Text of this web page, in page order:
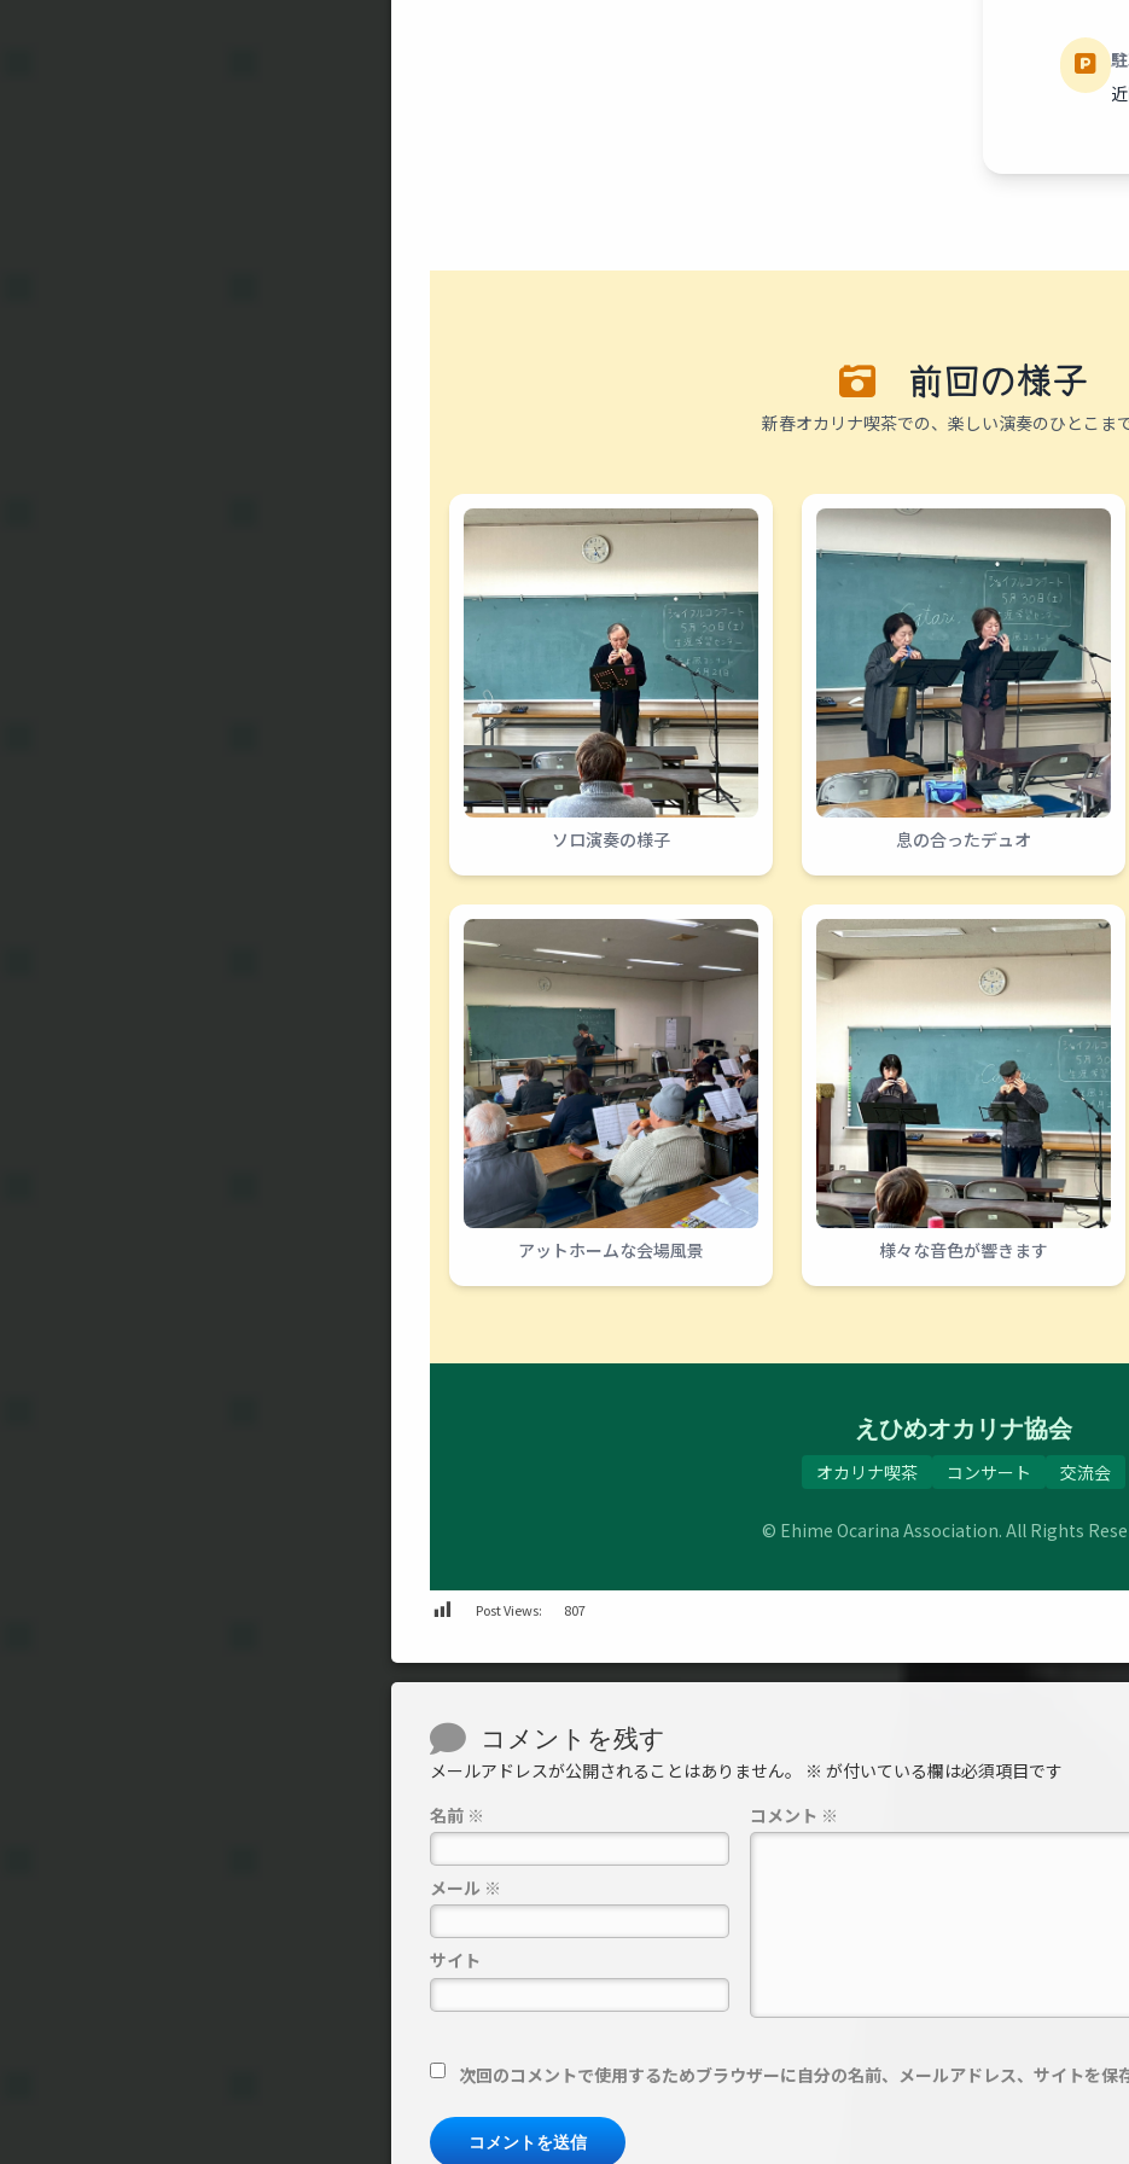
前回の様子
新春オカリナ喫茶での、楽しい演奏のひとこまで
ソロ演奏の様子 息の合ったデュオ
アットホームな会場風景 様々な音色が響きます
えひめオカリナ協会
オカリナ喫茶 コンサート 交流会
© Ehime Ocarina Association. All Rights
Post Views: 807
コメントコメントを残す
メールアドレスが公開されることはありません。 ※ が付いている欄は必須項目です
コメント ※
名前 ※
メール ※
サイト
次回のコメントで使用するためブラウザーに自分の名前、メールアドレス、サイトを保